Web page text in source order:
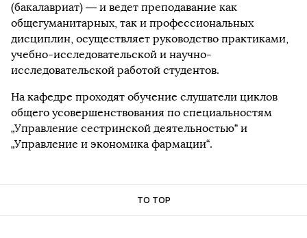
(бакалавриат) — и ведет преподавание как
общегуманитарных, так и профессиональных
дисциплин, осуществляет руководство практиками,
учебно-исследовательской и научно-
исследовательской работой студентов.
На кафедре проходят обучение слушатели циклов
общего усовершенствования по специальностям
„Управление сестринской деятельностью“ и
„Управление и экономика фармации“.
TO TOP